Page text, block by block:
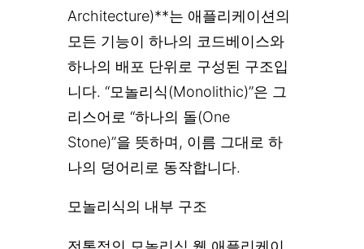
Architecture)**는 애플리케이션의
모든 기능이 하나의 코드베이스와
하나의 배포 단위로 구성된 구조입
니다. “모놀리식(Monolithic)”은 그
리스어로 “하나의 돌(One
Stone)”을 뜻하며, 이름 그대로 하
나의 덩어리로 동작합니다.
모놀리식의 내부 구조